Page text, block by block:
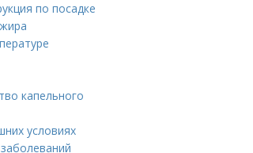
по посадке
капельного
условиях